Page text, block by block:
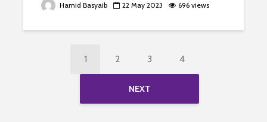
Hamid Basyaib 22 May 2023 696 views
1 2 3 4
NEXT